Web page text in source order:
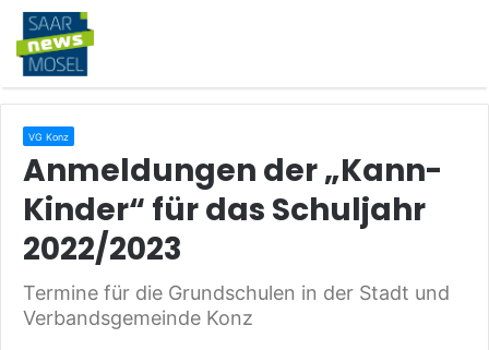
VG Konz
Anmeldungen der „Kann-
Kinder“ für das Schuljahr
2022/2023
Termine für die Grundschulen in der Stadt und
Verbandsgemeinde Konz